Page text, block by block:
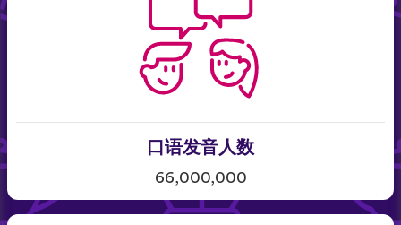
口语发音人数
66,000,000